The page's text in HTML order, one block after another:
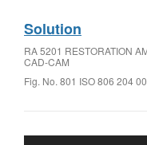
Solution
RA 5201 RESTORATION
CAD-CAM
Fig. No. 801 ISO 806 204